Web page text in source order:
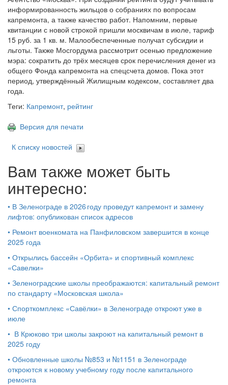
информированность жильцов о собраниях по вопросам
капремонта, а также качество работ. Напомним, первые
квитанции с новой строкой пришли москвичам в июле, тариф
15 руб. за 1 кв. м. Малообеспеченные получат субсидии и
льготы. Также Мосгордума рассмотрит осенью предложение
мэра: сократить до трёх месяцев срок перечисления денег из
общего Фонда капремонта на спецсчета домов. Пока этот
период, утверждённый Жилищным кодексом, составляет два
года.
Теги: Капремонт, рейтинг
Версия для печати
К списку новостей
Вам также может быть
интересно:
• В Зеленограде в 2026 году проведут капремонт и замену
лифтов: опубликован список адресов
• Ремонт военкомата на Панфиловском завершится в конце
2025 года
• Открылись бассейн «Орбита» и спортивный комплекс
«Савелки»
• Зеленоградские школы преображаются: капитальный ремонт
по стандарту «Московская школа»
• Спорткомплекс «Савёлки» в Зеленограде откроют уже в
июле
• В Крюково три школы закроют на капитальный ремонт в
2025 году
• Обновленные школы №853 и №1151 в Зеленограде
откроются к новому учебному году после капитального
ремонта